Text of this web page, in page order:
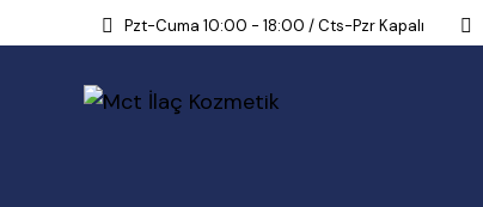
Pzt-Cuma 10:00 - 18:00 / Cts-Pzr Kapalı